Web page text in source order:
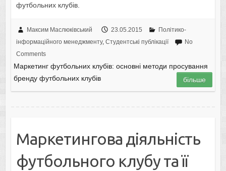
футбольних клубів.
Максим Маслюківський 23.05.2015
Політико-
інформаційного менеджменту, Студентські публікації
No
Comments
Маркетинг футбольних клубів: основні методи просування
бренду футбольних клубів
більше
Маркетингова діяльність
футбольного клубу та її